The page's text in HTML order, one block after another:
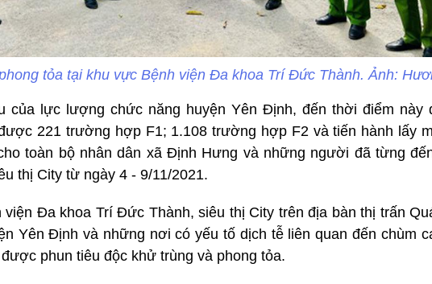
tỏa tại khu vực Bệnh viện Đa khoa Trí Đức Thành. Ảnh:
của lực lượng chức năng huyện Yên Định, đến thời điểm này
221 trường hợp F1; 1.108 trường hợp F2 và tiến hành lấy
toàn bộ nhân dân xã Định Hưng và những người đã từng
thị City từ ngày 4 - 9/11/2021.
viện Đa khoa Trí Đức Thành, siêu thị City trên địa bàn thị trấn
Yên Định và những nơi có yếu tố dịch tễ liên quan đến chùm
phun tiêu độc khử trùng và phong tỏa.